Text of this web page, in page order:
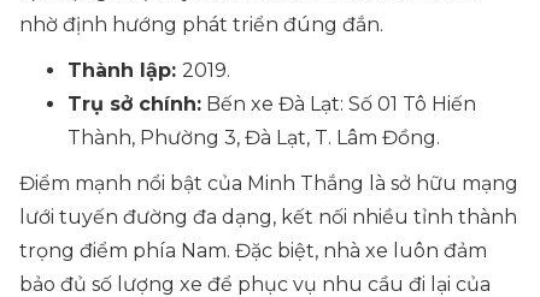
nhờ định hướng phát triển đúng đắn.
Thành lập: 2019.
Trụ sở chính: Bến xe Đà Lạt: Số 01 Tô Hiến
Thành, Phường 3, Đà Lạt, T. Lâm Đồng.
Điểm mạnh nổi bật của Minh Thắng là sở hữu mạng
lưới tuyến đường đa dạng, kết nối nhiều tỉnh thành
trọng điểm phía Nam. Đặc biệt, nhà xe luôn đảm
bảo đủ số lượng xe để phục vụ nhu cầu đi lại của